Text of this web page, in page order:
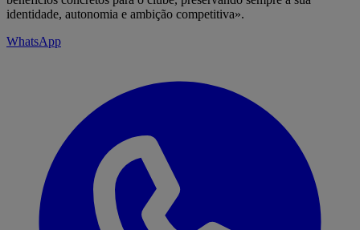
identidade, autonomia e ambição competitiva».
WhatsApp